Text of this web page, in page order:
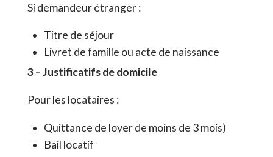
Si demandeur étranger :
Titre de séjour
Livret de famille ou acte de naissance
3 – Justificatifs de domicile
Pour les locataires :
Quittance de loyer de moins de 3 mois)
Bail locatif